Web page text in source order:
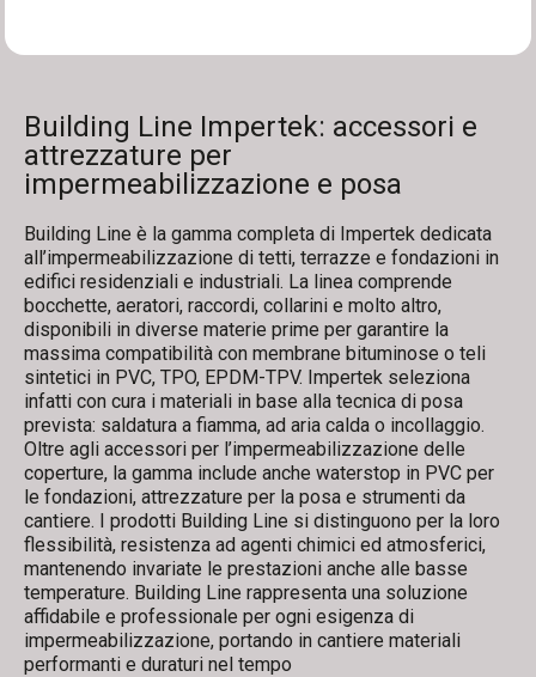
Building Line Impertek: accessori e
attrezzature per
impermeabilizzazione e posa
Building Line è la gamma completa di Impertek dedicata
all’impermeabilizzazione di tetti, terrazze e fondazioni in
edifici residenziali e industriali. La linea comprende
bocchette, aeratori, raccordi, collarini e molto altro,
disponibili in diverse materie prime per garantire la
massima compatibilità con membrane bituminose o teli
sintetici in PVC, TPO, EPDM-TPV. Impertek seleziona
infatti con cura i materiali in base alla tecnica di posa
prevista: saldatura a fiamma, ad aria calda o incollaggio.
Oltre agli accessori per l’impermeabilizzazione delle
coperture, la gamma include anche waterstop in PVC per
le fondazioni, attrezzature per la posa e strumenti da
cantiere. I prodotti Building Line si distinguono per la loro
flessibilità, resistenza ad agenti chimici ed atmosferici,
mantenendo invariate le prestazioni anche alle basse
temperature. Building Line rappresenta una soluzione
affidabile e professionale per ogni esigenza di
impermeabilizzazione, portando in cantiere materiali
performanti e duraturi nel tempo